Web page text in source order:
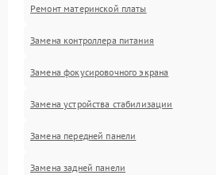
Ремонт материнской платы
Замена контроллера питания
Замена фокусировочного экрана
Замена устройства стабилизации
Замена передней панели
Замена задней панели